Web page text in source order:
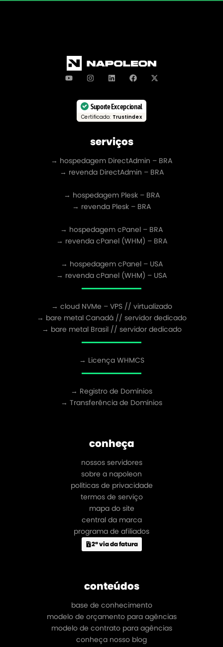
Suporte Excepcional
Certificado: Trustindex
serviços
→ hospedagem DirectAdmin – BRA
→ revenda DirectAdmin – BRA
→ hospedagem Plesk – BRA
→ revenda Plesk – BRA
→ hospedagem cPanel – BRA
→ revenda cPanel (WHM) – BRA
→ hospedagem cPanel – USA
→ revenda cPanel (WHM) – USA
→ cloud NVMe – VPS // virtualizado
→ bare metal Canadá // servidor dedicado
→ bare metal Brasil // servidor dedicado
→ Licença WHMCS
→ Registro de Domínios
→ Transferência de Domínios
conheça
nossos servidores
sobre a napoleon
políticas de privacidade
termos de serviço
mapa do site
central da marca
programa de afiliados
2ª via da fatura
conteúdos
base de conhecimento
modelo de orçamento para agências
modelo de contrato para agências
conheça nosso blog